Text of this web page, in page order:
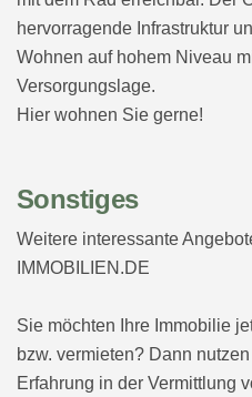
hervorragende Infrastruktur
Wohnen auf hohem Niveau
Versorgungslage.
Hier wohnen Sie gerne!
Sonstiges
Weitere interessante
IMMOBILIEN.DE
Sie möchten Ihre Immobilie
bzw. vermieten? Dann
Erfahrung in der Vermittlung